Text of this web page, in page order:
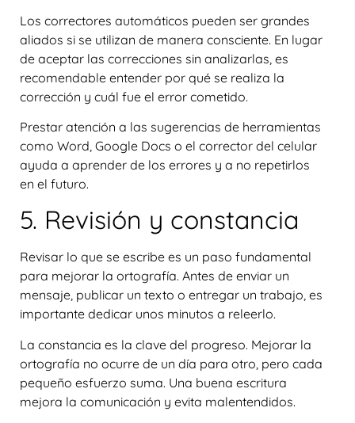
Los correctores automáticos pueden ser grandes
aliados si se utilizan de manera consciente. En lugar
de aceptar las correcciones sin analizarlas, es
recomendable entender por qué se realiza la
corrección y cuál fue el error cometido.
Prestar atención a las sugerencias de herramientas
como Word, Google Docs o el corrector del celular
ayuda a aprender de los errores y a no repetirlos
en el futuro.
5. Revisión y constancia
Revisar lo que se escribe es un paso fundamental
para mejorar la ortografía. Antes de enviar un
mensaje, publicar un texto o entregar un trabajo, es
importante dedicar unos minutos a releerlo.
La constancia es la clave del progreso. Mejorar la
ortografía no ocurre de un día para otro, pero cada
pequeño esfuerzo suma. Una buena escritura
mejora la comunicación y evita malentendidos.